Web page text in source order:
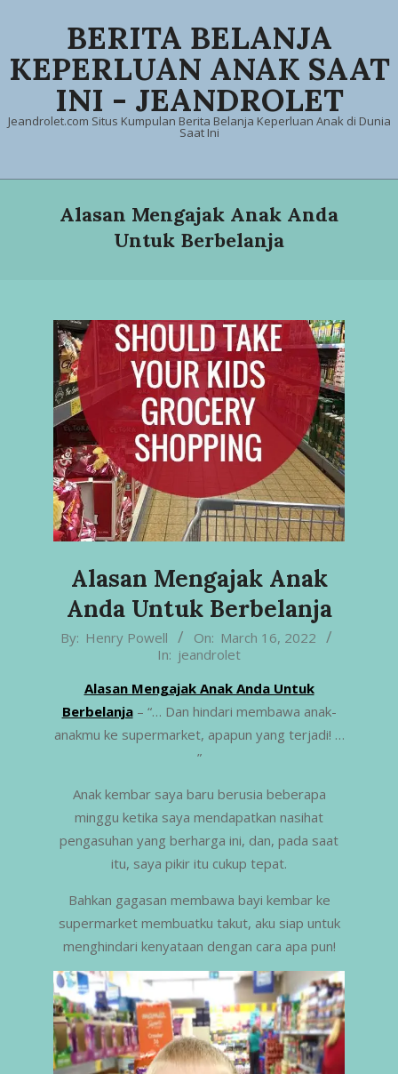
content
BERITA BELANJA
KEPERLUAN ANAK SAAT
INI - JEANDROLET
Jeandrolet.com Situs Kumpulan Berita Belanja Keperluan Anak di Dunia
Saat Ini
Primary
Alasan Mengajak Anak Anda
Untuk Berbelanja
Alasan Mengajak Anak
Anda Untuk Berbelanja
2022-
By: Henry Powell On: March 16, 2022
In: jeandrolet
Alasan Mengajak Anak Anda Untuk
Berbelanja – “… Dan hindari membawa anak-
anakmu ke supermarket, apapun yang terjadi! …
”
Anak kembar saya baru berusia beberapa
minggu ketika saya mendapatkan nasihat
pengasuhan yang berharga ini, dan, pada saat
itu, saya pikir itu cukup tepat.
Bahkan gagasan membawa bayi kembar ke
supermarket membuatku takut, aku siap untuk
menghindari kenyataan dengan cara apa pun!